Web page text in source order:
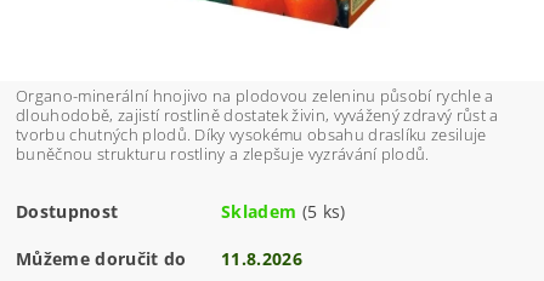
Organo-minerální hnojivo na plodovou zeleninu působí rychle a
dlouhodobě, zajistí rostlině dostatek živin, vyvážený zdravý růst a
tvorbu chutných plodů. Díky vysokému obsahu draslíku zesiluje
buněčnou strukturu rostliny a zlepšuje vyzrávání plodů.
Dostupnost Skladem (5 ks)
Můžeme doručit do 11.8.2026